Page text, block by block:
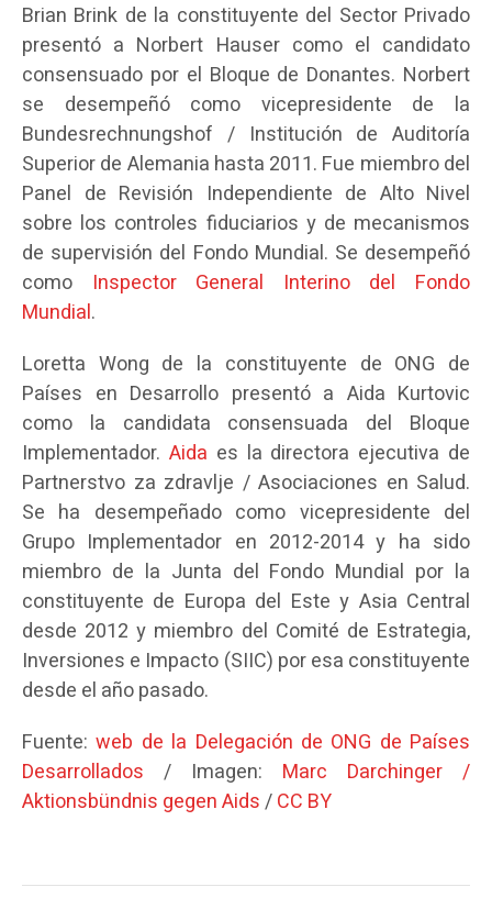
Brian Brink de la constituyente del Sector Privado
presentó a Norbert Hauser como el candidato
consensuado por el Bloque de Donantes. Norbert
se desempeñó como vicepresidente de la
Bundesrechnungshof / Institución de Auditoría
Superior de Alemania hasta 2011. Fue miembro del
Panel de Revisión Independiente de Alto Nivel
sobre los controles fiduciarios y de mecanismos
de supervisión del Fondo Mundial. Se desempeñó
como Inspector General Interino del Fondo
Mundial.
Loretta Wong de la constituyente de ONG de
Países en Desarrollo presentó a Aida Kurtovic
como la candidata consensuada del Bloque
Implementador. Aida es la directora ejecutiva de
Partnerstvo za zdravlje / Asociaciones en Salud.
Se ha desempeñado como vicepresidente del
Grupo Implementador en 2012-2014 y ha sido
miembro de la Junta del Fondo Mundial por la
constituyente de Europa del Este y Asia Central
desde 2012 y miembro del Comité de Estrategia,
Inversiones e Impacto (SIIC) por esa constituyente
desde el año pasado.
Fuente:web de la Delegación de ONG de Países
Desarrollados / Imagen: Marc Darchinger /
Aktionsbündnis gegen Aids/CC BY